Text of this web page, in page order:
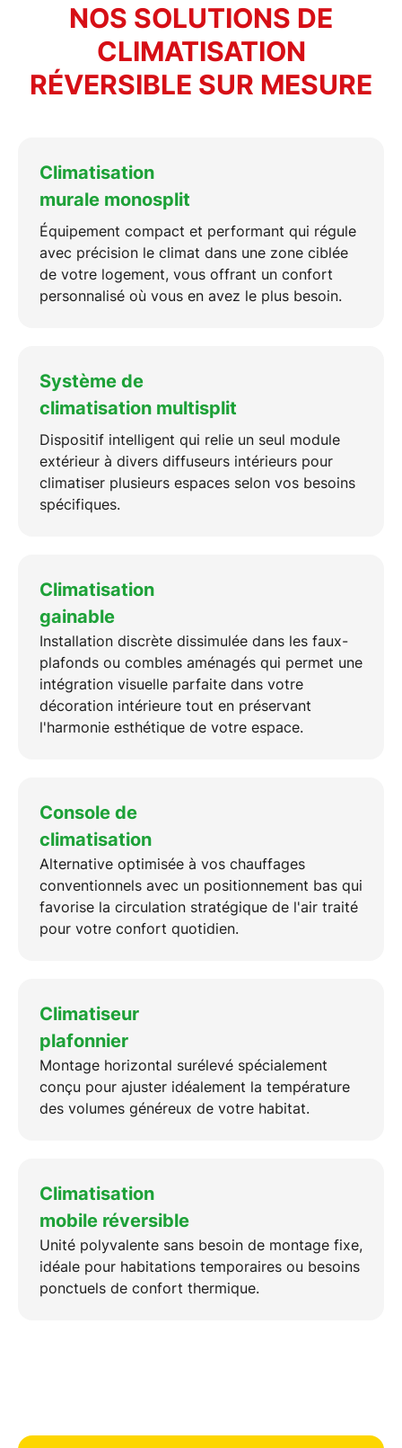
NOS SOLUTIONS DE
CLIMATISATION
RÉVERSIBLE SUR MESURE
Climatisation
murale monosplit
Équipement compact et performant qui régule
avec précision le climat dans une zone ciblée
de votre logement, vous offrant un confort
personnalisé où vous en avez le plus besoin.
Système de
climatisation multisplit
Dispositif intelligent qui relie un seul module
extérieur à divers diffuseurs intérieurs pour
climatiser plusieurs espaces selon vos besoins
spécifiques.
Climatisation
gainable
Installation discrète dissimulée dans les faux-
plafonds ou combles aménagés qui permet une
intégration visuelle parfaite dans votre
décoration intérieure tout en préservant
l'harmonie esthétique de votre espace.
Console de
climatisation
Alternative optimisée à vos chauffages
conventionnels avec un positionnement bas qui
favorise la circulation stratégique de l'air traité
pour votre confort quotidien.
Climatiseur
plafonnier
Montage horizontal surélevé spécialement
conçu pour ajuster idéalement la température
des volumes généreux de votre habitat.
Climatisation
mobile réversible
Unité polyvalente sans besoin de montage fixe,
idéale pour habitations temporaires ou besoins
ponctuels de confort thermique.